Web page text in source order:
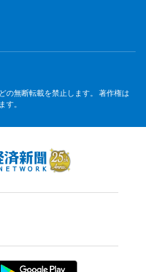
の無断転載を禁止します。 著作権は
す。